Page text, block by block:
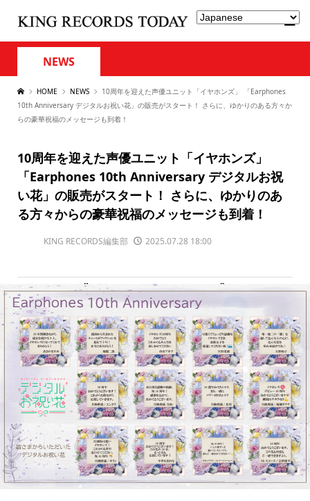
NEWS
HOME NEWS
10周年を迎えた声優ユニット「イヤホンズ」 「Earphones
10th Anniversary デジタルお祝い花」の販売がスタート！ さらに、ゆかりのある方々か
らの豪華祝福のメッセージも到着！
10周年を迎えた声優ユニット「イヤホンズ」
「Earphones 10th Anniversary デジタルお祝
い花」の販売がスタート！ さらに、ゆかりのあ
る方々からの豪華祝福のメッセージも到着！
KING RECORDS編集部 2025.07.28 18:00